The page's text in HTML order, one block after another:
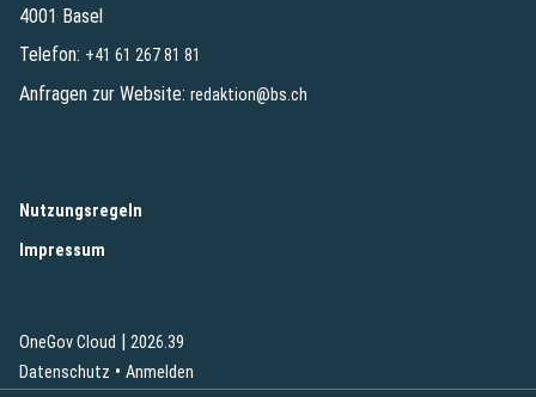
4001 Basel
Telefon: +41 61 267 81 81
Anfragen zur Website: redaktion@bs.ch
Nutzungsregeln
Impressum
OneGov Cloud (External Link)
| 2026.39
Datenschutz (External Link)
Anmelden